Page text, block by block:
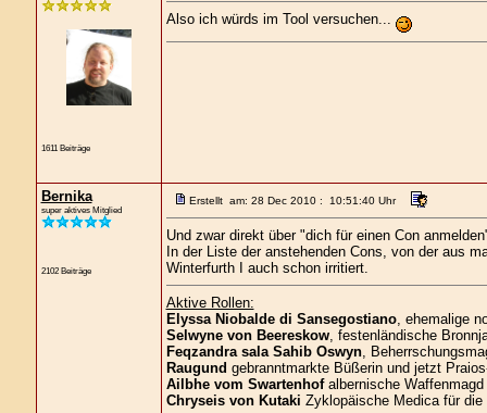
1611 Beiträge
Also ich würds im Tool versuchen...
Bernika
super aktives Mitglied
2102 Beiträge
Erstellt am: 28 Dec 2010 : 10:51:40 Uhr
Und zwar direkt über "dich für einen Con
In der Liste der anstehenden Cons, von der aus
Winterfurth I auch schon irritiert.
Aktive Rollen:
Elyssa Niobalde di Sansegostiano, ehemalige
Selwyne von Beereskow, festenländische
Feqzandra sala Sahib Oswyn,
Raugund gebranntmarkte Büßerin und jetzt
Ailbhe vom Swartenhofalbernische Waffenmagd
Chryseis von Kutaki Zyklopäische Medica für